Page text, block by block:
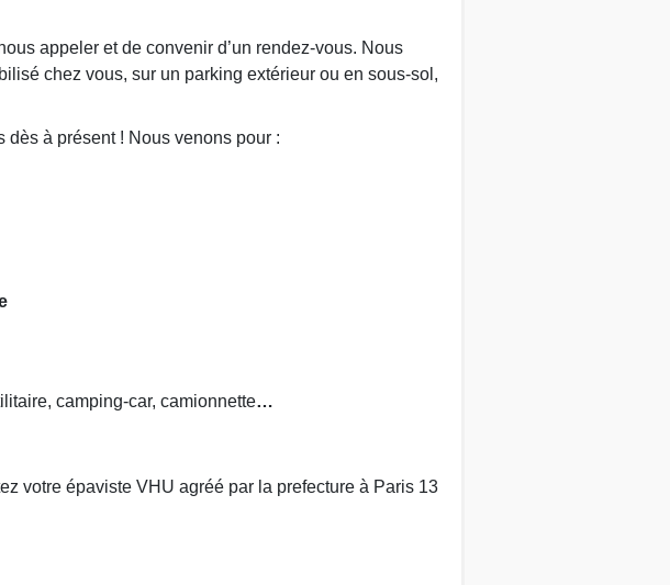
appeler et de convenir d’un rendez-vous. Nous
chez vous, sur un parking extérieur ou en sous-sol,
à présent ! Nous venons pour :
camping-car, camionnette…
votre épaviste VHU agréé par la prefecture à Paris 13